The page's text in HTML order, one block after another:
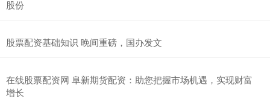
股份
股票配资基础知识 晚间重磅，国办发文
在线股票配资网 阜新期货配资：助您把握市场机遇，实现财富
增长